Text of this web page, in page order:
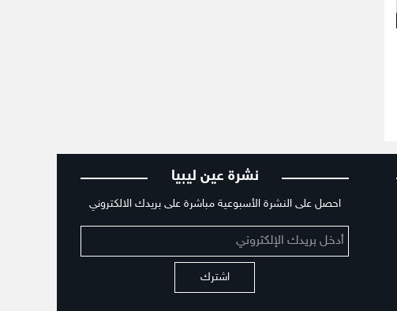
نشرة عين ليبيا
احصل على النشرة الأسبوعية مباشرة على بريدك الالكتروني
اشترك